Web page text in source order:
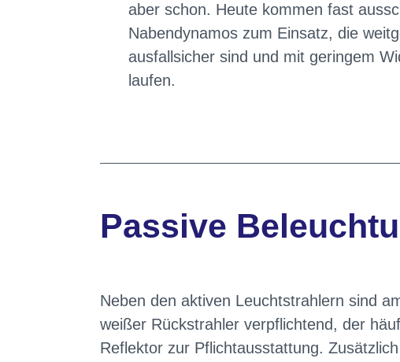
aber schon. Heute kommen fast
Nabendynamos zum Einsatz, die
ausfallsicher sind und mit geringem
laufen.
Passive
Neben den aktiven Leuchtstrahlern sind
weißer Rückstrahler verpflichtend, der
Reflektor zur Pflichtausstattung.